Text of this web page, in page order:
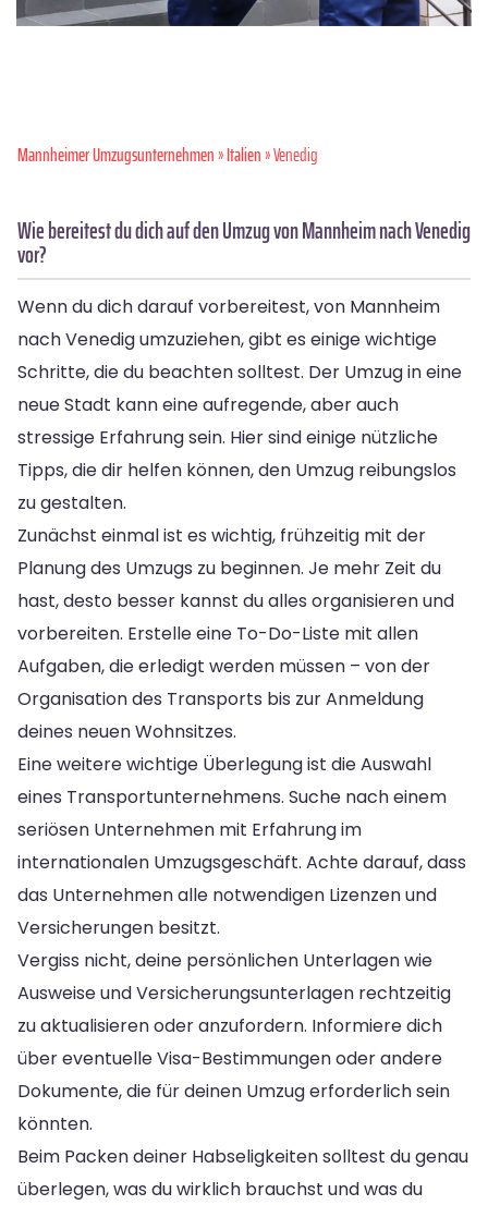
Mannheimer Umzugsunternehmen»Italien» Venedig
Wie bereitest du dich auf den Umzug von Mannheim nach Venedig
vor?
Wenn du dich darauf vorbereitest, von Mannheim
nach Venedig umzuziehen, gibt es einige wichtige
Schritte, die du beachten solltest. Der Umzug in eine
neue Stadt kann eine aufregende, aber auch
stressige Erfahrung sein. Hier sind einige nützliche
Tipps, die dir helfen können, den Umzug reibungslos
zu gestalten.
Zunächst einmal ist es wichtig, frühzeitig mit der
Planung des Umzugs zu beginnen. Je mehr Zeit du
hast, desto besser kannst du alles organisieren und
vorbereiten. Erstelle eine To-Do-Liste mit allen
Aufgaben, die erledigt werden müssen – von der
Organisation des Transports bis zur Anmeldung
deines neuen Wohnsitzes.
Eine weitere wichtige Überlegung ist die Auswahl
eines Transportunternehmens. Suche nach einem
seriösen Unternehmen mit Erfahrung im
internationalen Umzugsgeschäft. Achte darauf, dass
das Unternehmen alle notwendigen Lizenzen und
Versicherungen besitzt.
Vergiss nicht, deine persönlichen Unterlagen wie
Ausweise und Versicherungsunterlagen rechtzeitig
zu aktualisieren oder anzufordern. Informiere dich
über eventuelle Visa-Bestimmungen oder andere
Dokumente, die für deinen Umzug erforderlich sein
könnten.
Beim Packen deiner Habseligkeiten solltest du genau
überlegen, was du wirklich brauchst und was du